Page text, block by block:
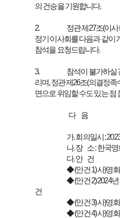
의 건승을 기원합니다.
2.
정관 제27조(이사
정기 이사회를 다음과 같이
참석을 요청드립니다.
3.
참석이 불가하실
리며, 정관 제26조(의결정
면으로 위임할 수도 있는 점
다 음
가. 회의일시 :
나. 장 소 : 한국
다. 안 건
◆ (안건 1) 사)영화인
◆ (안건 2) 2024
건
◆ (안건 3) 사)영
◆ (안건 4) 사)영